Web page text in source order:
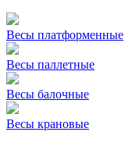
Весы платформенные
Весы паллетные
Весы балочные
Весы крановые